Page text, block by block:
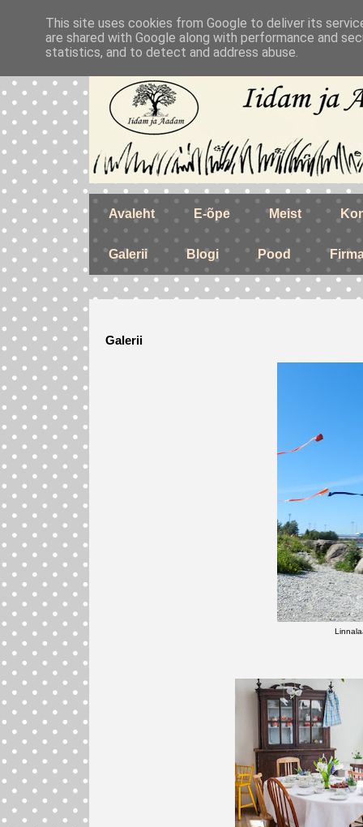
Avaleht E-õpe Meist
Galerii Blogi Pood
Galerii
This site uses cookies from Google to deliver its
are shared with Google along with performance and
statistics, and to detect and address abuse.